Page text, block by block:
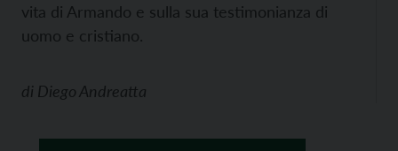
vita di Armando e sulla sua testimonianza di
uomo e cristiano.
di Diego Andreatta